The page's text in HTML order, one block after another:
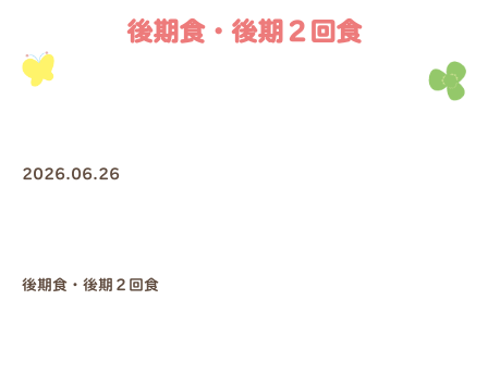
後期食・後期２回食
2026.06.26
後期食・後期２回食